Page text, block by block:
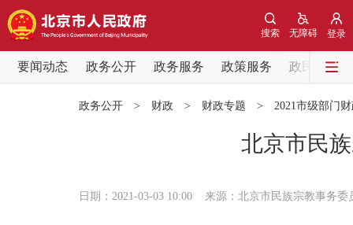
登录
无障碍
搜索
要闻动态 政务公开 政务服务 政策服务
政民互动
政务公开 > 财政 > 财政专题 > 2021市级部门
北京市民
日期：2021-03-03 10:00 来源：北京市民族宗教事务委